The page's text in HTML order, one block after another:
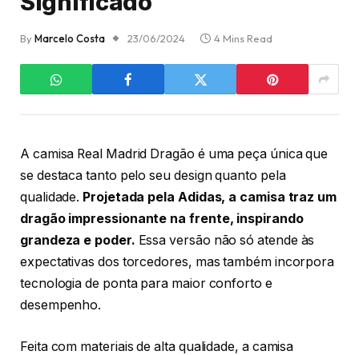
ByMarcelo Costa 23/06/2024 4 Mins Read
A camisa Real Madrid Dragão é uma peça única que
se destaca tanto pelo seu design quanto pela
qualidade. Projetada pela Adidas, a camisa traz um
dragão impressionante na frente, inspirando
grandeza e poder. Essa versão não só atende às
expectativas dos torcedores, mas também incorpora
tecnologia de ponta para maior conforto e
desempenho.
Feita com materiais de alta qualidade, a camisa